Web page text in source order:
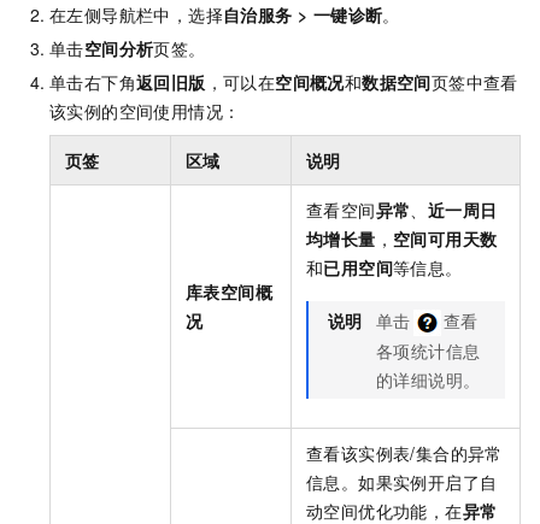
在左侧导航栏中，选择自治服务 > 一键诊断。
单击空间分析页签。
单击右下角返回旧版 ，可以在空间概况和数据空间页签中查看
该实例的空间使用情况：
页签 区域 说明
库表空间概
况
查看空间异常
近一周日
均增长量 ， 空间可用天数
和已用空间等信息。
说明 单击
查看
各项统计信息
的详细说明。
查看该实例表/集合的异常
信息。如果实例开启了自
动空间优化功能，在异常